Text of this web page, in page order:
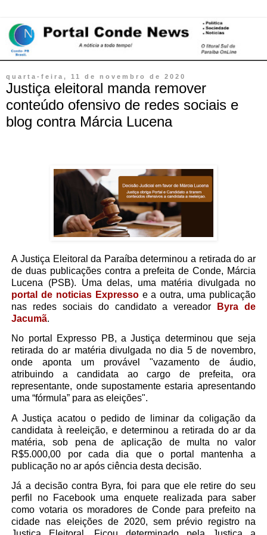
quarta-feira, 11 de novembro de 2020
Justiça eleitoral manda remover
conteúdo ofensivo de redes sociais e
blog contra Márcia Lucena
A Justiça Eleitoral da Paraíba determinou a retirada do ar
de duas publicações contra a prefeita de Conde, Márcia
Lucena (PSB). Uma delas, uma matéria divulgada no
portal de noticias Expressoe a outra, uma publicação
nas redes sociais do candidato a vereador
Byra de
Jacumã.
No portal Expresso PB, a Justiça determinou que seja
retirada do ar matéria divulgada no dia 5 de novembro,
onde aponta um provável "vazamento de áudio,
atribuindo a candidata ao cargo de prefeita, ora
representante, onde supostamente estaria apresentando
uma “fórmula” para as eleições".
A Justiça acatou o pedido de liminar da coligação da
candidata à reeleição, e determinou a retirada do ar da
matéria, sob pena de aplicação de multa no valor
R$5.000,00 por cada dia que o portal mantenha a
publicação no ar após ciência desta decisão.
Já a decisão contra Byra, foi para que ele retire do seu
perfil no Facebook uma enquete realizada para saber
como votaria os moradores de Conde para prefeito na
cidade nas eleições de 2020, sem prévio registro na